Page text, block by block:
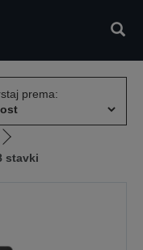
prema:
Idi
na
stavki